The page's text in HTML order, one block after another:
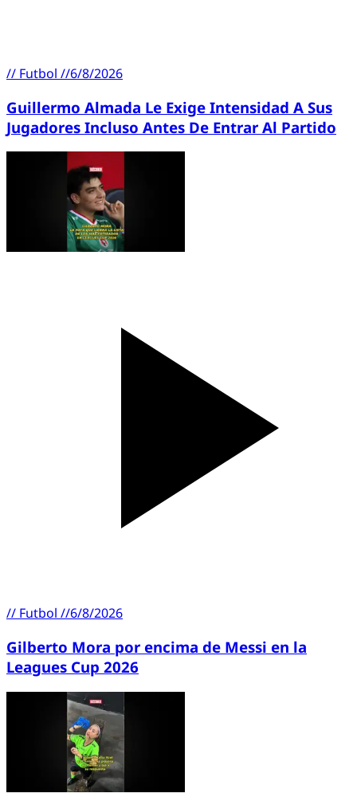
// Futbol //6/8/2026
Guillermo Almada Le Exige Intensidad A Sus
Jugadores Incluso Antes De Entrar Al Partido
// Futbol //6/8/2026
Gilberto Mora por encima de Messi en la
Leagues Cup 2026